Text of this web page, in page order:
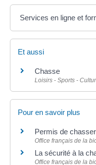
Services en ligne et
Et aussi
Chasse
Loisirs - Sports -
Pour en savoir plus
Permis de chasser
Office français de la
La sécurité à la
Office français de la